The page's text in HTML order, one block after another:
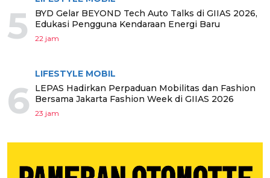
5
BYD Gelar BEYOND Tech Auto Talks di GIIAS 2026,
Edukasi Pengguna Kendaraan Energi Baru
22 jam
6
LIFESTYLE MOBIL
LEPAS Hadirkan Perpaduan Mobilitas dan Fashion
Bersama Jakarta Fashion Week di GIIAS 2026
23 jam